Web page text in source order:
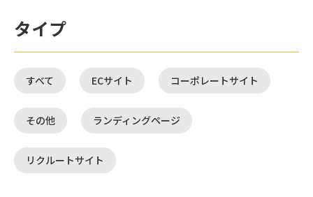
タイプ
すべて ECサイト コーポレートサイト
その他 ランディングページ
リクルートサイト